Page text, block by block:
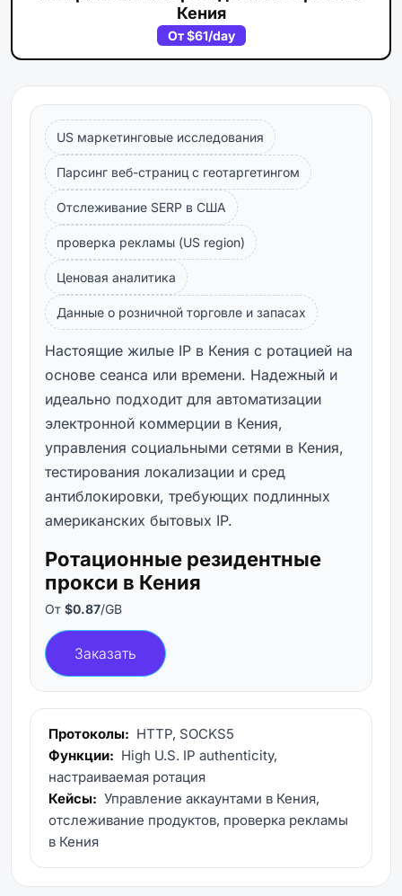
Кения
От$61/day
US маркетинговые исследования
Парсинг веб-страниц с геотаргетингом
Отслеживание SERP в США
проверка рекламы (US region)
Ценовая аналитика
Данные о розничной торговле и запасах
Настоящие жилые IP в Кения с ротацией на
основе сеанса или времени. Надежный и
идеально подходит для автоматизации
электронной коммерции в Кения,
управления социальными сетями в Кения,
тестирования локализации и сред
антиблокировки, требующих подлинных
американских бытовых IP.
Ротационные резидентные
прокси в Кения
От $0.87/GB
Заказать
Протоколы: HTTP, SOCKS5
Функции: High U.S. IP authenticity,
настраиваемая ротация
Кейсы: Управление аккаунтами в Кения,
отслеживание продуктов, проверка рекламы
в Кения